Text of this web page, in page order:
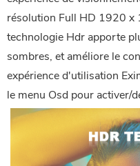
résolution Full HD 1920 x
technologie Hdr apporte
sombres, et améliore le
expérience d'utilisation
le menu Osd pour activer/